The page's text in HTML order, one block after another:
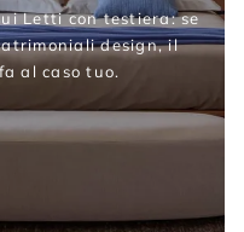
Letti con testiera: se
design, il
al caso tuo.